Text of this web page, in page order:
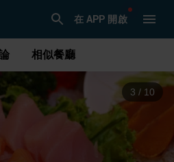
在 APP 開啟
相似餐廳
4 / 10